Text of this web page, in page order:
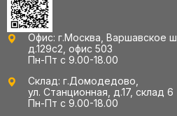
Офис: г.Москва, Варшавское
д.129с2, офис 503
Пн-Пт с 9.00-18.00
Склад: г.Домодедово,
ул. Станционная, д.17, склад 6
Пн-Пт с 9.00-18.00